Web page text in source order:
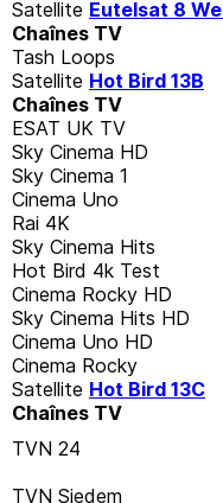
Satellite Eutelsat 8
Chaînes TV
Tash Loops
Satellite Hot Bird 13B
Chaînes TV
ESAT UK TV
Sky Cinema HD
Sky Cinema 1
Cinema Uno
Rai 4K
Sky Cinema Hits
Hot Bird 4k Test
Cinema Rocky HD
Sky Cinema Hits HD
Cinema Uno HD
Cinema Rocky
Satellite Hot Bird 13C
Chaînes TV
TVN 24
TVN Siedem